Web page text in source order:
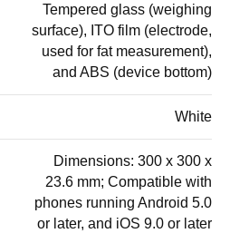
Tempered glass (weighing
surface), ITO film (electrode,
used for fat measurement),
and ABS (device bottom)
White
Dimensions: 300 x 300 x
23.6 mm; Compatible with
phones running Android 5.0
or later, and iOS 9.0 or later